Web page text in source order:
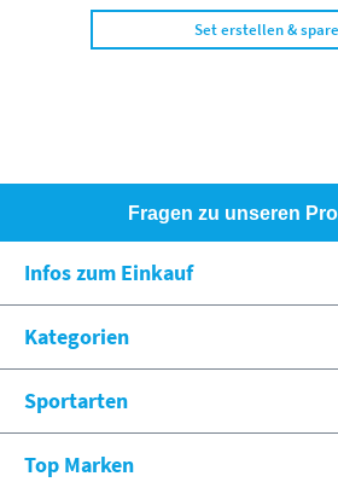
Set erstellen &
Fragen zu unseren
Infos zum Einkauf
Kategorien
Sportarten
Top Marken